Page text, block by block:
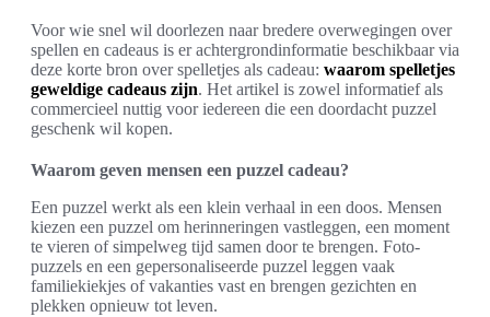
Voor wie snel wil doorlezen naar bredere overwegingen over
spellen en cadeaus is er achtergrondinformatie beschikbaar via
deze korte bron over spelletjes als cadeau: waarom spelletjes
geweldige cadeaus zijn. Het artikel is zowel informatief als
commercieel nuttig voor iedereen die een doordacht puzzel
geschenk wil kopen.
Waarom geven mensen een puzzel cadeau?
Een puzzel werkt als een klein verhaal in een doos. Mensen
kiezen een puzzel om herinneringen vastleggen, een moment
te vieren of simpelweg tijd samen door te brengen. Foto-
puzzels en een gepersonaliseerde puzzel leggen vaak
familiekiekjes of vakanties vast en brengen gezichten en
plekken opnieuw tot leven.